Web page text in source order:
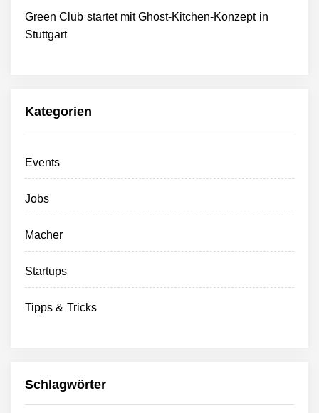
Green Club startet mit Ghost-Kitchen-Konzept in
Stuttgart
Kategorien
Events
Jobs
Macher
Startups
Tipps & Tricks
Schlagwörter